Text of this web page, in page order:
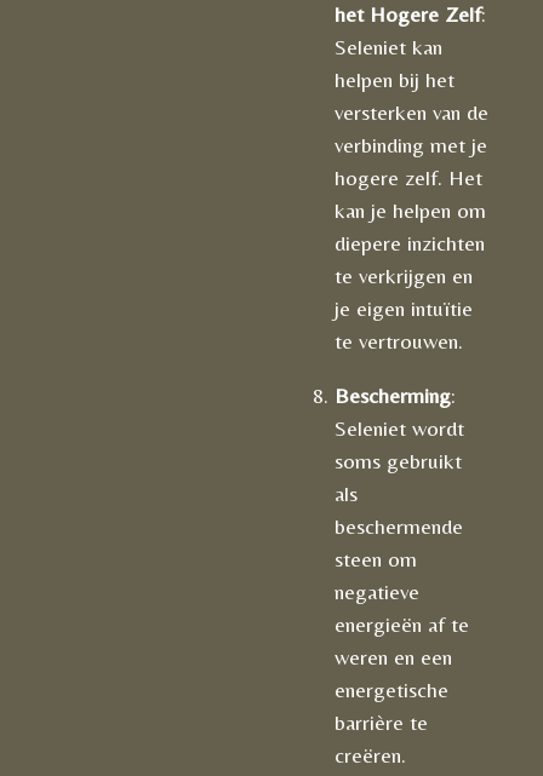
het Hogere Zelf:
Seleniet kan
helpen bij het
versterken van de
verbinding met je
hogere zelf. Het
kan je helpen om
diepere inzichten
te verkrijgen en
je eigen intuïtie
te vertrouwen.
Bescherming:
Seleniet wordt
soms gebruikt
als
beschermende
steen om
negatieve
energieën af te
weren en een
energetische
barrière te
creëren.